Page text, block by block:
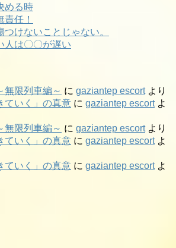
める時
責任！
けないことじゃない。
人は〇〇が遅い
無限列車編～ に gaziantep escortより
ていく」の真意 に gaziantep escortよ
無限列車編～ に gaziantep escortより
ていく」の真意 に gaziantep escortよ
ていく」の真意 に gaziantep escortよ